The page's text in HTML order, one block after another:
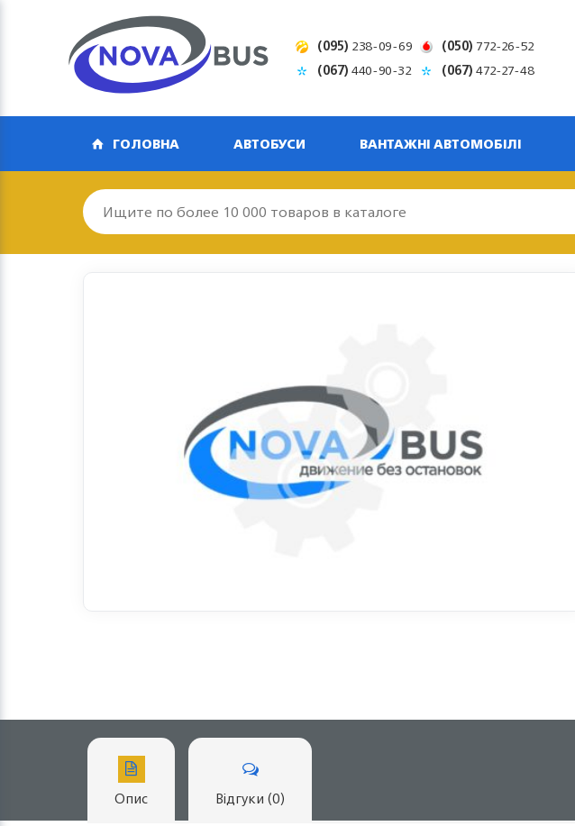
(095) 238-09-69 (050) 772-26-52
(067)440-90-32 (067)472-27-48
ГОЛОВНА АВТОБУСИ ВАНТАЖНІ АВТОМОБІЛІ
Опис Відгуки (0)